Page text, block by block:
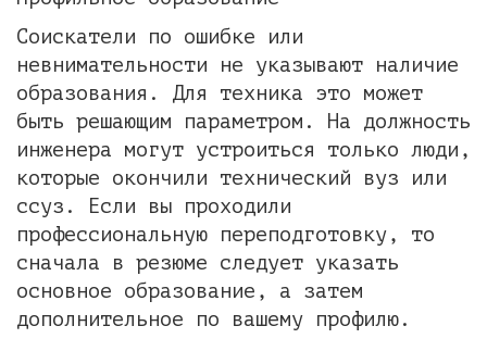
Соискатели по ошибке или
невнимательности не указывают наличие
образования. Для техника это может
быть решающим параметром. На должность
инженера могут устроиться только люди,
которые окончили технический вуз или
ссуз. Если вы проходили
профессиональную переподготовку, то
сначала в резюме следует указать
основное образование, а затем
дополнительное по вашему профилю.